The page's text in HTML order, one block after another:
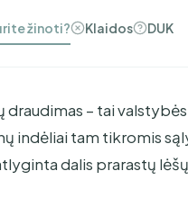
žinoti? Klaidos DUK
draudimas – tai
indėliai tam tikromis
dalis prarastų